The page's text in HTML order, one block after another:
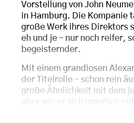
Vorstellung von John
in Hamburg. Die Kompanie
große Werk ihres Direktors
eh und je – nur noch reifer,
begeisternder.
Mit einem grandiosen
der Titelrolle – schon rein
große Ähnlichkeit mit dem
aber wie er sich innerlich